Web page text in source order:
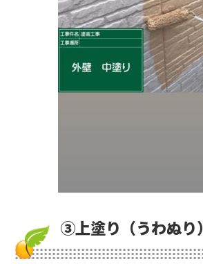
③上塗り（うわぬり）